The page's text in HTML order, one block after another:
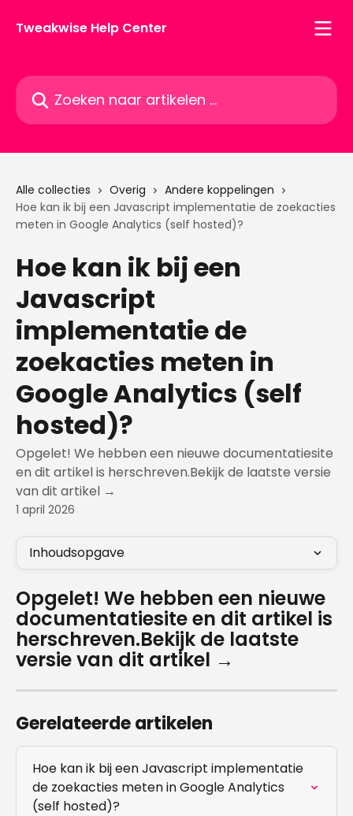
Tweakwise Help Center
Zoeken naar artikelen ...
Alle collecties Overig
Andere koppelingen
Hoe kan ik bij een Javascript implementatie de zoekacties
meten in Google Analytics (self hosted)?
Hoe kan ik bij een
Javascript
implementatie de
zoekacties meten in
Google Analytics (self
hosted)?
Opgelet! We hebben een nieuwe documentatiesite
en dit artikel is herschreven.Bekijk de laatste versie
van dit artikel →
1 april 2026
Inhoudsopgave
Opgelet! We hebben een nieuwe
documentatiesite en dit artikel is
herschreven.Bekijk de laatste
versie van dit artikel →
Gerelateerde artikelen
Hoe kan ik bij een Javascript implementatie
de zoekacties meten in Google Analytics
(self hosted)?